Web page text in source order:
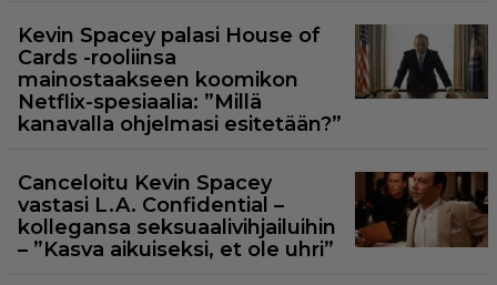
Kevin Spacey palasi House of
Cards -rooliinsa
mainostaakseen koomikon
Netflix-spesiaalia: ”Millä
kanavalla ohjelmasi esitetään?”
Canceloitu Kevin Spacey
vastasi L.A. Confidential –
kollegansa seksuaalivihjailuihin
– ”Kasva aikuiseksi, et ole uhri”